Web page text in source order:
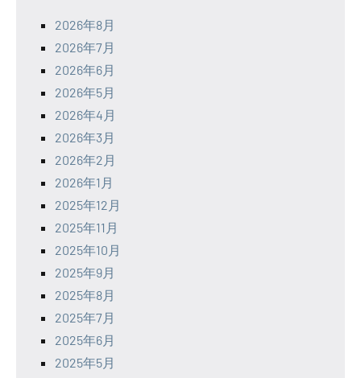
2026年8月
2026年7月
2026年6月
2026年5月
2026年4月
2026年3月
2026年2月
2026年1月
2025年12月
2025年11月
2025年10月
2025年9月
2025年8月
2025年7月
2025年6月
2025年5月